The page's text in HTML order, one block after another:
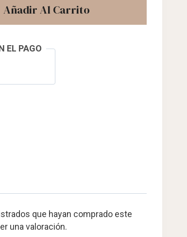
Añadir Al Carrito
EL PAGO
que hayan comprado este
una valoración.